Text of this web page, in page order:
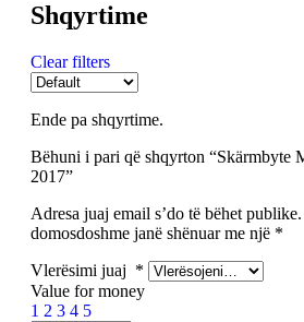
Shqyrtime
Clear filters
Ende pa shqyrtime.
Bëhuni i pari që shqyrton “Skärmbyte
2017”
Adresa juaj email s’do të bëhet publike.
domosdoshme janë shënuar me një *
Vlerësimi juaj *
Value for money
1 2 3 4 5